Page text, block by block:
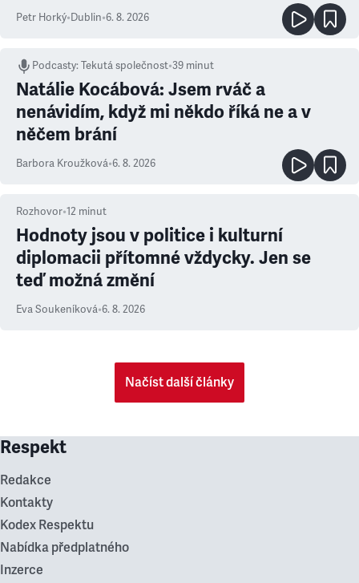
Petr Horký•Dublin•6. 8. 2026
Podcasty:Tekutá společnost•39 minut
Natálie Kocábová: Jsem rváč a
nenávidím, když mi někdo říká ne a v
něčem brání
Barbora Kroužková•6. 8. 2026
Rozhovor•12 minut
Hodnoty jsou v politice i kulturní
diplomacii přítomné vždycky. Jen se
teď možná změní
Eva Soukeníková•6. 8. 2026
Načíst další články
Respekt
Redakce
Kontakty
Kodex Respektu
Nabídka předplatného
Inzerce